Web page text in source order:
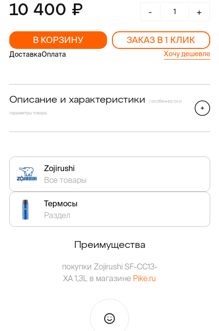
10 400 - +
В КОРЗИНУ ЗАКАЗ В 1 КЛИК
ДоставкаОплата Хочу дешевле
Описание и характеристики / особенности и
параметры товара
Zojirushi
Все товары
Термосы
Раздел
Преимущества
покупки Zojirushi SF-CC13-
XA 1,3L в магазине Pike.ru